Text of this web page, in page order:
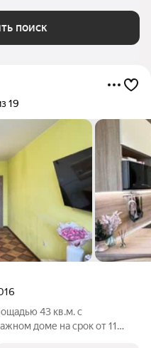
поиск
19
43 кв.м. с
доме на срок от 11